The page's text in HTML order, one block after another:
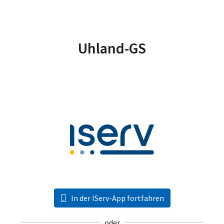
Uhland-GS
In der IServ-App fortfahren